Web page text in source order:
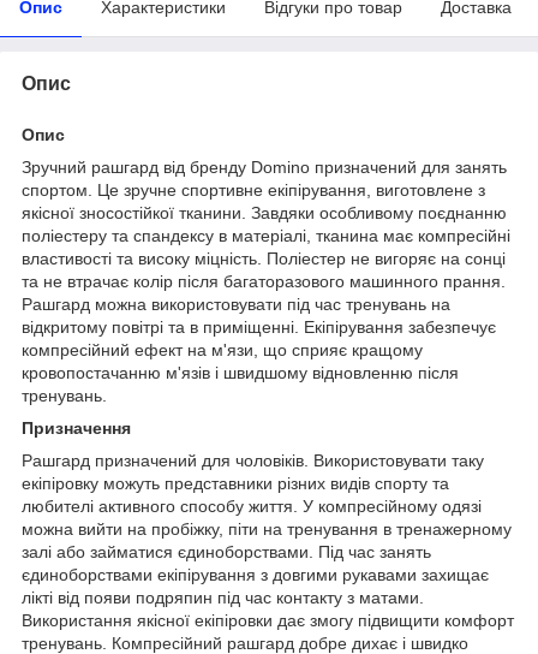
Опис Характеристики Відгуки про товар Доставка
Опис
Опис
Зручний рашгард від бренду Domino призначений для занять
спортом. Це зручне спортивне екіпірування, виготовлене з
якісної зносостійкої тканини. Завдяки особливому поєднанню
поліестеру та спандексу в матеріалі, тканина має компресійні
властивості та високу міцність. Поліестер не вигоряє на сонці
та не втрачає колір після багаторазового машинного прання.
Рашгард можна використовувати під час тренувань на
відкритому повітрі та в приміщенні. Екіпірування забезпечує
компресійний ефект на м'язи, що сприяє кращому
кровопостачанню м'язів і швидшому відновленню після
тренувань.
Призначення
Рашгард призначений для чоловіків. Використовувати таку
екіпіровку можуть представники різних видів спорту та
любителі активного способу життя. У компресійному одязі
можна вийти на пробіжку, піти на тренування в тренажерному
залі або займатися єдиноборствами. Під час занять
єдиноборствами екіпірування з довгими рукавами захищає
лікті від появи подряпин під час контакту з матами.
Використання якісної екіпіровки дає змогу підвищити комфорт
тренувань. Компресійний рашгард добре дихає і швидко